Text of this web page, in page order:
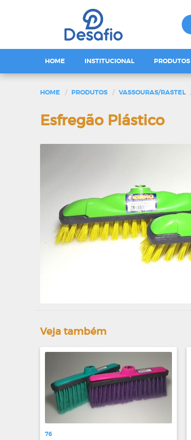
HOME INSTITUCIONAL PRODUTOS
HOME PRODUTOS VASSOURAS/RASTEL
Esfregão Plástico
Veja também
76